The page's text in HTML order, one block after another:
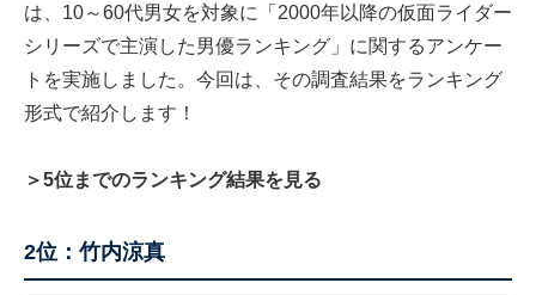
は、10～60代男女を対象に「2000年以降の仮面ライダー
シリーズで主演した男優ランキング」に関するアンケー
トを実施しました。今回は、その調査結果をランキング
形式で紹介します！
＞5位までのランキング結果を見る
2位：竹内涼真